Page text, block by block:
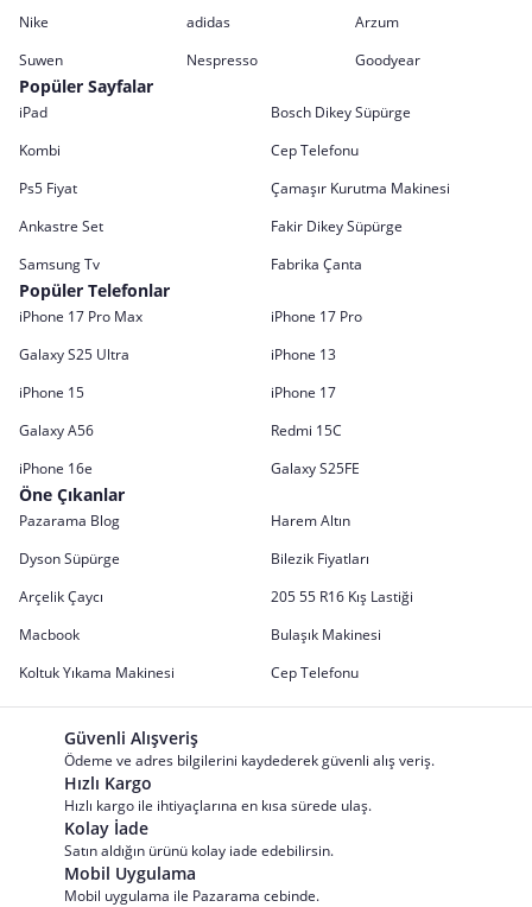
Nike adidas
Arzum
Suwen
Nespresso Goodyear
Popüler Sayfalar
iPad
Bosch Dikey Süpürge
Kombi
Cep Telefonu
Ps5 Fiyat
Çamaşır Kurutma Makinesi
Ankastre Set
Fakir Dikey Süpürge
Samsung Tv
Fabrika Çanta
Popüler Telefonlar
iPhone 17 Pro Max
iPhone 17 Pro
Galaxy S25 Ultra
iPhone 13
iPhone 15
iPhone 17
Galaxy A56
Redmi 15C
iPhone 16e
Galaxy S25FE
Öne Çıkanlar
Pazarama Blog
Harem Altın
Dyson Süpürge
Bilezik Fiyatları
Arçelik Çaycı
205 55 R16 Kış Lastiği
Macbook
Bulaşık Makinesi
Koltuk Yıkama Makinesi
Cep Telefonu
Güvenli Alışveriş
Ödeme ve adres bilgilerini kaydederek güvenli alış veriş.
Hızlı Kargo
Hızlı kargo ile ihtiyaçlarına en kısa sürede ulaş.
Kolay İade
Satın aldığın ürünü kolay iade edebilirsin.
Mobil Uygulama
Mobil uygulama ile Pazarama cebinde.